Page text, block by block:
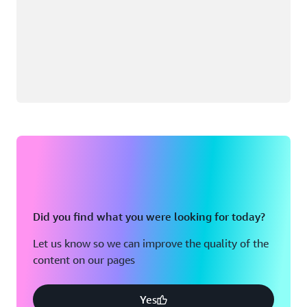
Did you find what you were looking for today?
Let us know so we can improve the quality of the
content on our pages
Yes